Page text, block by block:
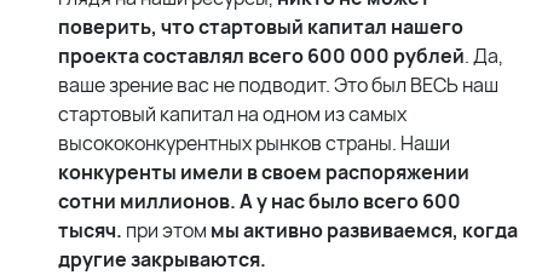
поверить, чтостартовый капитал нашего
проекта составлял всего 600 000 рублей. Да,
ваше зрение вас не подводит. Это был ВЕСЬ наш
стартовый капитал на одном из самых
высококонкурентных рынков страны. Наши
конкуренты имели в своем распоряжении
сотни миллионов. А у нас было всего 600
тысяч. при этом мы активно развиваемся, когда
другие закрываются.